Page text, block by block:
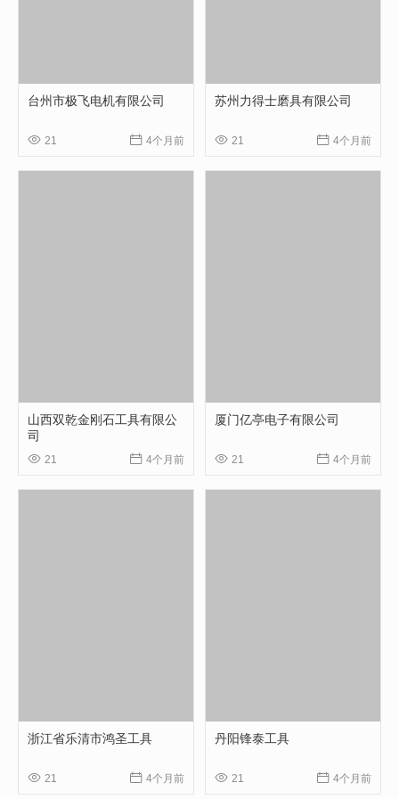
台州市极飞电机有限公司
 21  4个月前
苏州力得士磨具有限公司
 21  4个月前
山西双乾金刚石工具有限公
司
 21  4个月前
厦门亿亭电子有限公司
 21  4个月前
浙江省乐清市鸿圣工具
 21  4个月前
丹阳锋泰工具
 21  4个月前